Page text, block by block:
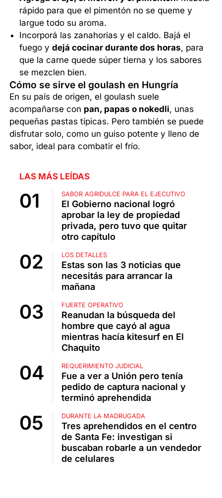
rápido para que el pimentón no se queme y
largue todo su aroma.
Incorporá las zanahorias y el caldo. Bajá el
fuego ydejá cocinar durante dos horas, para
que la carne quede súper tierna y los sabores
se mezclen bien.
Cómo se sirve el goulash en Hungría
En su país de origen, el goulash suele
acompañarse con pan, papas o nokedli, unas
pequeñas pastas típicas. Pero también se puede
disfrutar solo, como un guiso potente y lleno de
sabor, ideal para combatir el frío.
LAS MÁS LEÍDAS
SABOR AGRIDULCE PARA EL EJECUTIVO
El Gobierno nacional logró
aprobar la ley de propiedad
privada, pero tuvo que quitar
otro capítulo
LOS DETALLES
Estas son las 3 noticias que
necesitás para arrancar la
mañana
FUERTE OPERATIVO
Reanudan la búsqueda del
hombre que cayó al agua
mientras hacía kitesurf en El
Chaquito
REQUERIMIENTO JUDICIAL
Fue a ver a Unión pero tenía
pedido de captura nacional y
terminó aprehendida
DURANTE LA MADRUGADA
Tres aprehendidos en el centro
de Santa Fe: investigan si
buscaban robarle a un vendedor
de celulares